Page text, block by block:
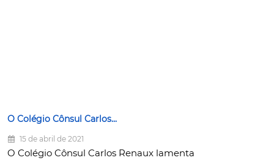
O Colégio Cônsul Carlos...
15 de abril de 2021
O Colégio Cônsul Carlos Renaux lamenta